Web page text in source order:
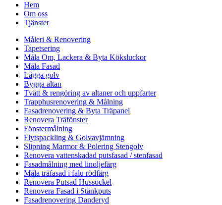
Hem
Om oss
Tjänster
Måleri & Renovering
Tapetsering
Måla Om, Lackera & Byta Köksluckor
Måla Fasad
Lägga golv
Bygga altan
Tvätt & rengöring av altaner och uppfarter
Trapphusrenovering & Målning
Fasadrenovering & Byta Träpanel
Renovera Träfönster
Fönstermålning
Flytspackling & Golvavjämning
Slipning Marmor & Polering Stengolv
Renovera vattenskadad putsfasad / stenfasad
Fasadmålning med linoljefärg
Måla träfasad i falu rödfärg
Renovera Putsad Hussockel
Renovera Fasad i Stänkputs
Fasadrenovering Danderyd